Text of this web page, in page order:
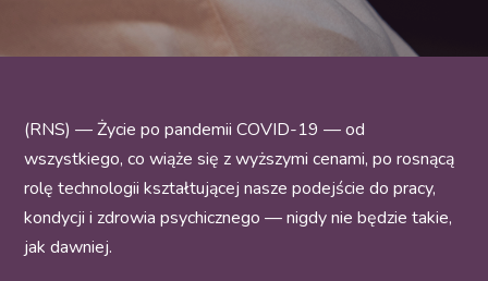
(RNS) — Życie po pandemii COVID-19 — od
wszystkiego, co wiąże się z wyższymi cenami, po rosnącą
rolę technologii kształtującej nasze podejście do pracy,
kondycji i zdrowia psychicznego — nigdy nie będzie takie,
jak dawniej.